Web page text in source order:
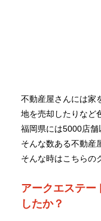
不動産屋さんには家
地を売却したりなど
福岡県には5000店舗
そんな数ある不動産
そんな時はこちらの
アークエステー
したか？